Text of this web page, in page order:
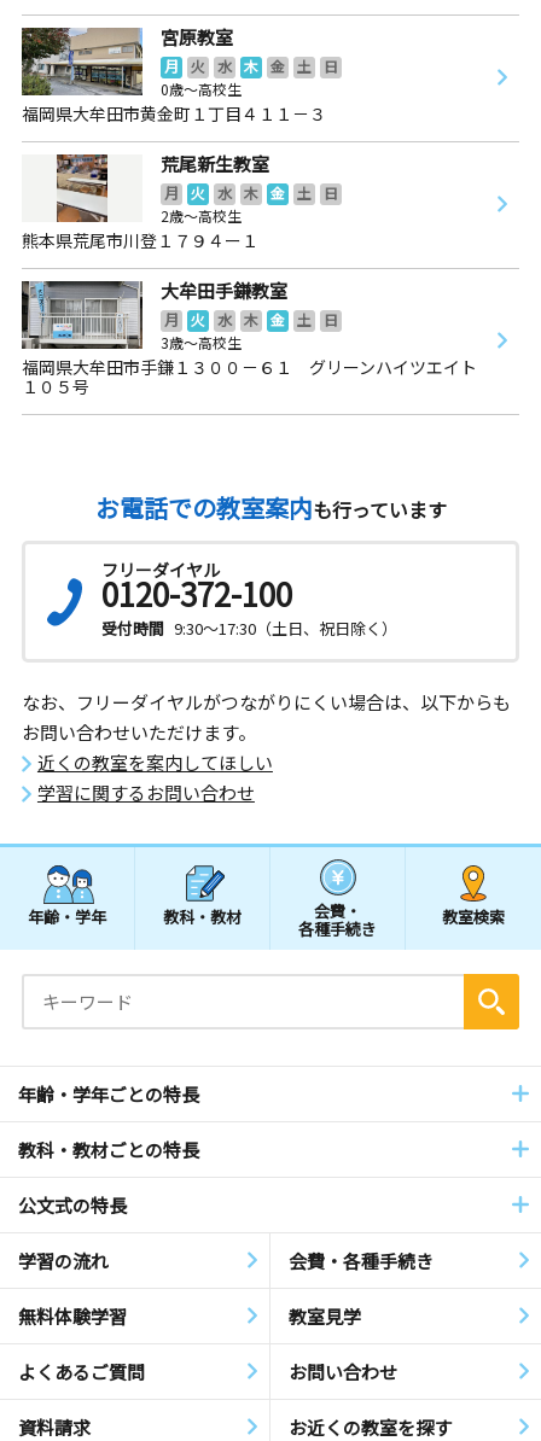
宮原教室
月 火 水 木 金 土
日
0歳～高校生
福岡県大牟田市黄金町１丁目４１１－３
荒尾新生教室
月 火 水 木 金 土
日
2歳～高校生
熊本県荒尾市川登１７９４ー１
大牟田手鎌教室
月 火 水 木 金 土
日
3歳～高校生
福岡県大牟田市手鎌１３００－６１ グリーンハイツエイト
１０５号
お電話での教室案内も行っています
フリーダイヤル
0120-372-100
受付時間 9:30～17:30（土日、祝日除く）
なお、フリーダイヤルがつながりにくい場合は、以下からも
お問い合わせいただけます。
近くの教室を案内してほしい
学習に関するお問い合わせ
年齢・学年 教科・教材 会費・
各種手続き
教室検索
年齢・学年ごとの特長
教科・教材ごとの特長
公文式の特長
学習の流れ 会費・各種手続き
無料体験学習 教室見学
よくあるご質問 お問い合わせ
資料請求 お近くの教室を探す